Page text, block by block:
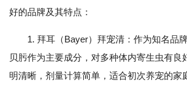
好的品牌及其特点：
1. 拜耳（Bayer）拜宠清：作为知名品
贝肟作为主要成分，对多种体内寄生虫有良
明清晰，剂量计算简单，适合初次养宠的家